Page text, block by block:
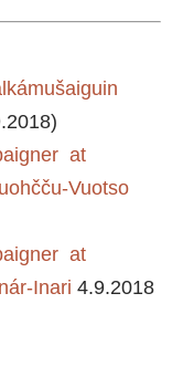
at
Vuotso
at
Inari 4.9.2018